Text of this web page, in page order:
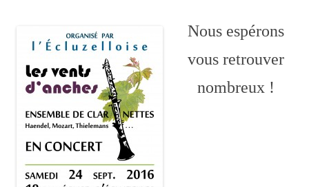
Nous espérons
vous retrouver
nombreux !